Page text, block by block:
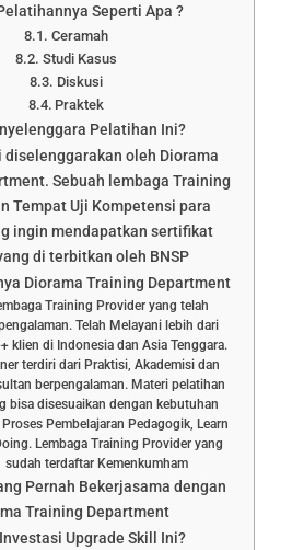
Seperti Apa ?
Ceramah
Studi Kasus
Diskusi
Praktek
Pelatihan Ini?
oleh Diorama
Sebuah lembaga Training
Tempat Uji Kompetensi para
ingin mendapatkan sertifikat
di terbitkan oleh BNSP
Diorama Training Department
Training Provider yang telah
Telah Melayani lebih dari
klien di Indonesia dan Asia Tenggara.
terdiri dari Praktisi, Akademisi dan
berpengalaman. Materi pelatihan
bisa disesuaikan dengan kebutuhan
Proses Pembelajaran Pedagogik, Learn
Lembaga Training Provider yang
sudah terdaftar Kemenkumham
Pernah Bekerjasama dengan
Training Department
Upgrade Skill Ini?